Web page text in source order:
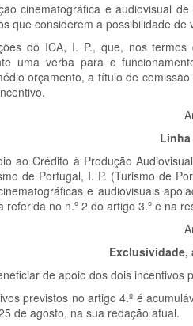
cinematográfica e audiovisual
que considerem a possibilidade de
do ICA, I. P., que, nos
uma verba para o
orçamento, a título de
ao Crédito à Produção
de Portugal, I. P. (Turismo de
e audiovisuais
no n.º 2 do artigo 3.º e na
Exclusividade,
de apoio dos dois incentivos
previstos no artigo 4.º é
de agosto, na sua redação atual.